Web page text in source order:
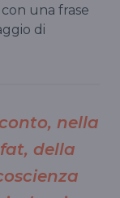
una frase
di
nella
della